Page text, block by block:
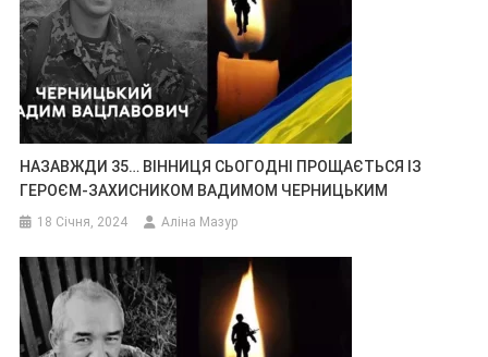
НАЗАВЖДИ 35… ВІННИЦЯ СЬОГОДНІ ПРОЩАЄТЬСЯ ІЗ
ГЕРОЄМ-ЗАХИСНИКОМ ВАДИМОМ ЧЕРНИЦЬКИМ
18 Січня, 2024 Аліна Мазур